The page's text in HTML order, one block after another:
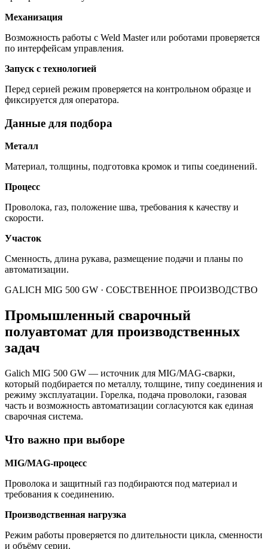
Механизация
Возможность работы с Weld Master или роботами проверяется
по интерфейсам управления.
Запуск с технологией
Перед серией режим проверяется на контрольном образце и
фиксируется для оператора.
Данные для подбора
Металл
Материал, толщины, подготовка кромок и типы соединений.
Процесс
Проволока, газ, положение шва, требования к качеству и
скорости.
Участок
Сменность, длина рукава, размещение подачи и планы по
автоматизации.
GALICH MIG 500 GW · СОБСТВЕННОЕ ПРОИЗВОДСТВО
Промышленный сварочный
полуавтомат для производственных
задач
Galich MIG 500 GW — источник для MIG/MAG-сварки,
который подбирается по металлу, толщине, типу соединения и
режиму эксплуатации. Горелка, подача проволоки, газовая
часть и возможность автоматизации согласуются как единая
сварочная система.
Что важно при выборе
MIG/MAG-процесс
Проволока и защитный газ подбираются под материал и
требования к соединению.
Производственная нагрузка
Режим работы проверяется по длительности цикла, сменности
и объёму серии.